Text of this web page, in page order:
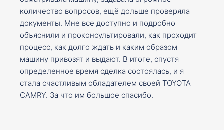
количество вопросов, ещё дольше проверяла
документы. Мне все доступно и подробно
объяснили и проконсультировали, как проходит
процесс, как долго ждать и каким образом
машину привозят и выдают. В итоге, спустя
определенное время сделка состоялась, и я
стала счастливым обладателем своей TOYOTA
CAMRY. За что им большое спасибо.